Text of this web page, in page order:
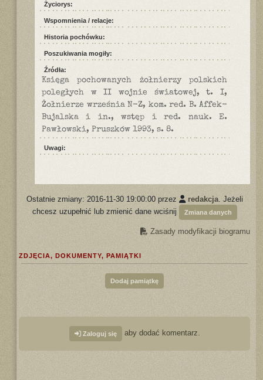
Życiorys:
Wspomnienia / relacje:
Historia pochówku:
Poszukiwania mogiły:
Źródła:
Księga pochowanych żołnierzy polskich
poległych w II wojnie światowej, t. I,
Żołnierze września N-Z, kom. red. B. Affek-
Bujalska i in., wstęp i red. nauk. E.
Pawłowski, Pruszków 1993, s. 8.
Uwagi:
Ostatnie zmiany: 2016-11-30 19:00:00 przez redakcja. Jeżeli
chcesz uzupełnić lub zmienić dane wciśnij
Zmiana danych
Zasady modyfikacji biogramu
ZDJĘCIA, DOKUMENTY, PAMIĄTKI
Dodaj pamiątkę
Zaloguj się aby dodać komentarz.